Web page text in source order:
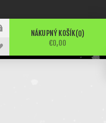
NÁKUPNÝ KOŠÍK 0
€0,00